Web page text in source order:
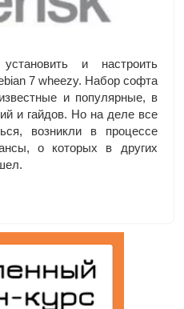
и настроить
7 wheezy. Набор софта
и популярные, в
и гайдов. Но на деле все
возникли в процессе
о которых в других